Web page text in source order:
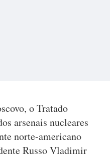
o Tratado
arsenais nucleares
norte-americano
Russo Vladimir